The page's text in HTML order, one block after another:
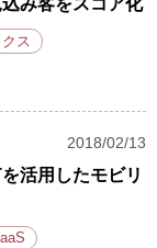
み客をスコア化
ス
2018/02/13
活用したモビリ